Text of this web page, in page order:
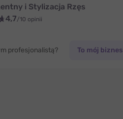
i Stylizacja Rzęs
4,7/10 opinii
profesjonalistą? To mój biznes